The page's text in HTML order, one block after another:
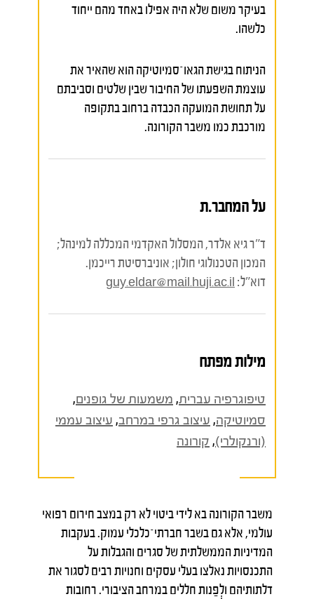
בעיקר משום שלא היה אפילו באחד מהם ייחוד
כלשהו.
הניתוח בגישת הגאו־סמיוטיקה הוא שהאיר את
עוצמת השפעתו של החיבור שבין שלטים וסביבתם
על תחושת המועקה הכבדה ברחוב בתקופה
מורכבת כמו משבר הקורונה.
על המחבר.ת
ד"ר גיא אלדר, המסלול האקדמי המכללה למינהל;
המכון הטכנולוגי חולון; אוניברסיטת רייכמן.
דוא"ל: guy.eldar@mail.huji.ac.il
מילות מפתח
טיפוגרפיה עברית, משמעות של גופנים,
סמיוטיקה, עיצוב גרפי במרחב, עיצוב עממי
(ורנקולרי), קורונה
משבר הקורונה בא לידי ביטוי לא רק במצב חירום רפואי
עולמי, אלא גם בשבר חברתי־כלכלי עמוק. בעקבות
המדיניות הממשלתית של סגרים והגבלות על
התכנסויות נאלצו בעלי עסקים וחנויות רבים לסגור את
דלתותיהם ולְפַנות חללים במרחב הציבורי. רחובות